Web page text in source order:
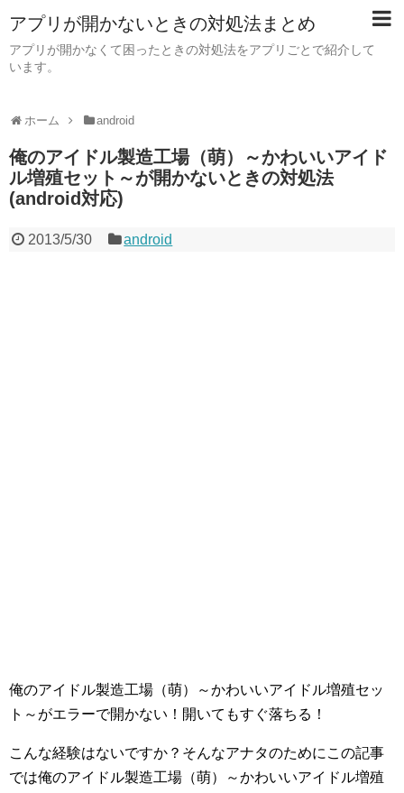
アプリが開かないときの対処法まとめ
アプリが開かなくて困ったときの対処法をアプリごとで紹介して
います。
ホーム android
俺のアイドル製造工場（萌）～かわいいアイド
ル増殖セット～が開かないときの対処法
(android対応)
2013/5/30 android
俺のアイドル製造工場（萌）～かわいいアイドル増殖セッ
ト～がエラーで開かない！開いてもすぐ落ちる！
こんな経験はないですか？そんなアナタのためにこの記事
では俺のアイドル製造工場（萌）～かわいいアイドル増殖